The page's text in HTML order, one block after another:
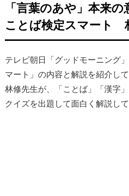
「言葉のあや」本来の
ことば検定スマート
テレビ朝日「グッドモーニング
マート」の内容と解説を紹介して
林修先生が、「ことば」「漢字
クイズを出題して面白く解説して